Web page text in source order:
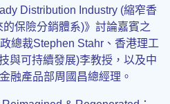
Distribution Industry (縮窄香
保險分銷體系)》討論嘉賓之
總裁Stephen Stahr、香港理工
與可持續發展)李教授，以及中
融產品部周國昌總經理。